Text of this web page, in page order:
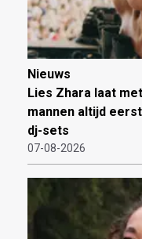
Nieuws
Lies Zhara laat
mannen altijd
dj-sets
07-08-2026